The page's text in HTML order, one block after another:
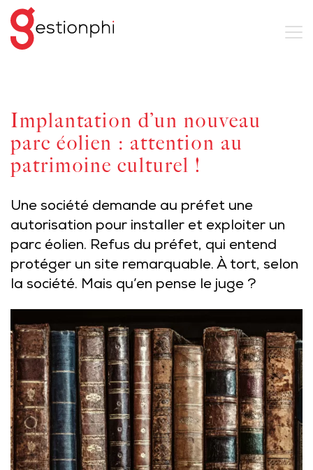
Implantation d’un nouveau
parc éolien : attention au
patrimoine culturel !
Une société demande au préfet une
autorisation pour installer et exploiter un
parc éolien. Refus du préfet, qui entend
protéger un site remarquable. À tort, selon
la société. Mais qu’en pense le juge ?